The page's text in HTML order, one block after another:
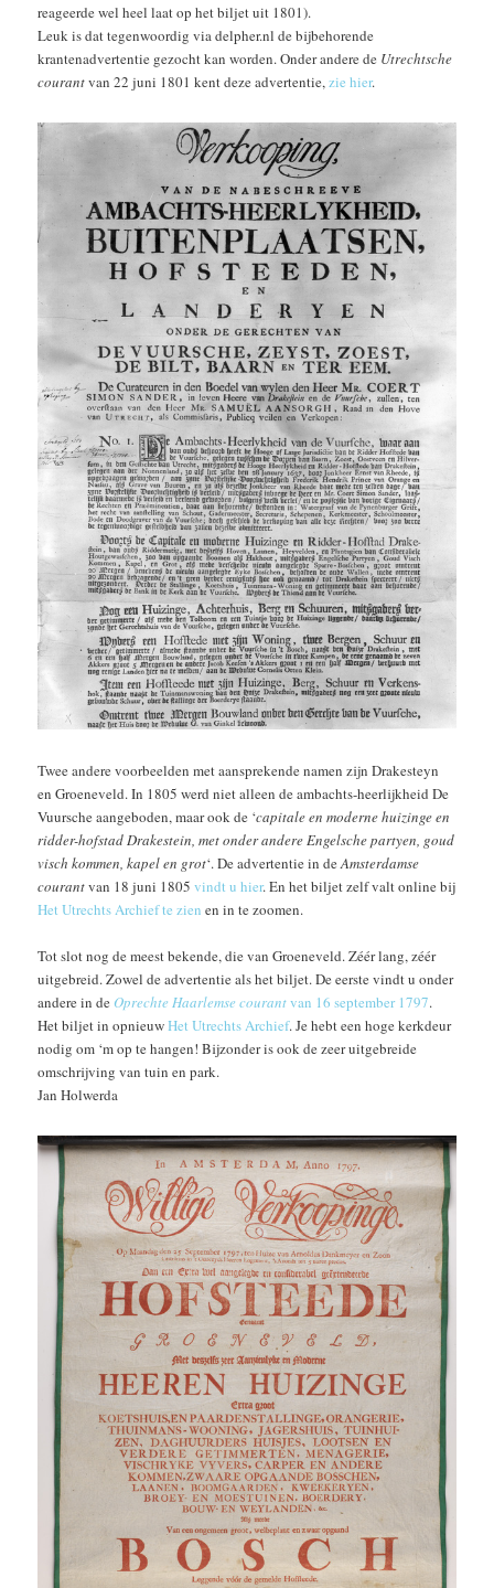
reageerde wel heel laat op het biljet uit 1801).
Leuk is dat tegenwoordig via delpher.nl de bijbehorende
krantenadvertentie gezocht kan worden. Onder andere de Utrechtsche
courantvan 22 juni 1801 kent deze advertentie,zie hier.
Twee andere voorbeelden met aansprekende namen zijn Drakesteyn
en Groeneveld. In 1805 werd niet alleen de ambachts-heerlijkheid De
Vuursche aangeboden, maar ook de ‘capitale en moderne huizinge en
ridder-hofstad Drakestein, met onder andere Engelsche partyen, goud
visch kommen, kapel en grot‘. De advertentie in deAmsterdamse
courantvan 18 juni 1805vindt u hier. En het biljet zelf valt online bij
Het Utrechts Archief te zien en in te zoomen.
Tot slot nog de meest bekende, die van Groeneveld. Zéér lang, zéér
uitgebreid. Zowel de advertentie als het biljet. De eerste vindt u onder
andere in deOprechte Haarlemse courantvan 16 september 1797.
Het biljet in opnieuwHet Utrechts Archief. Je hebt een hoge kerkdeur
nodig om ‘m op te hangen! Bijzonder is ook de zeer uitgebreide
omschrijving van tuin en park.
Jan Holwerda